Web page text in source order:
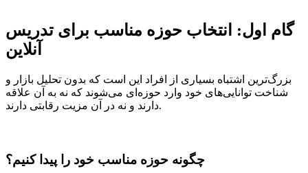
گام اول: انتخاب حوزه مناسب برای تدریس
آنلاین
بزرگ‌ترین اشتباه بسیاری از افراد این است که بدون تحلیل بازار و
شناخت توانایی‌های خود وارد حوزه‌ای می‌شوند که نه به آن علاقه
دارند و نه در آن مزیت رقابتی دارند.
چگونه حوزه مناسب خود را پیدا کنیم؟